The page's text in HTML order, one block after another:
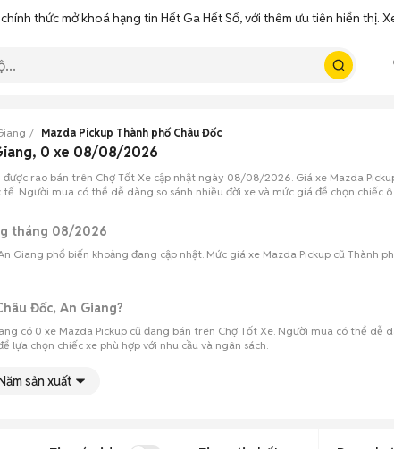
thức mở khoá hạng tin Hết Ga Hết Số, với thêm ưu tiên hiển thị.
Mazda Pickup Thành phố Châu Đốc
0 xe 08/08/2026
rao bán trên Chợ Tốt Xe cập nhật ngày 08/08/2026. Giá xe Mazda
Người mua có thể dễ dàng so sánh nhiều đời xe và mức giá để chọn chiếc
tháng 08/2026
Giang phổ biến khoảng đang cập nhật. Mức giá xe Mazda Pickup cũ Thành
Đốc, An Giang?
có 0 xe Mazda Pickup cũ đang bán trên Chợ Tốt Xe. Người mua có thể dễ
lựa chọn chiếc xe phù hợp với nhu cầu và ngân sách.
sản xuất